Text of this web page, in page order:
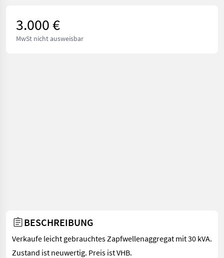
3.000 €
MwSt nicht ausweisbar
BESCHREIBUNG
Verkaufe leicht gebrauchtes Zapfwellenaggregat mit 30 kVA.
Zustand ist neuwertig. Preis ist VHB.